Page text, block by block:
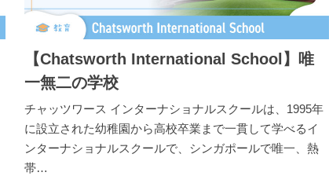
【Chatsworth International School】唯
一無二の学校
チャッツワース インターナショナルスクールは、1995年
に設立された幼稚園から高校卒業まで一貫して学べるイ
ンターナショナルスクールで、シンガポールで唯一、熱
帯…